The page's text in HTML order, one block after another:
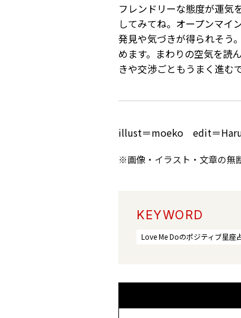
フレンドリーな態度が運気
してみてね。オープンマイ
発見や気づきが得られそう
めます。まわりの空気を読
きや交渉ごともうまく進む
illust＝moeko edit＝
※画像・イラスト・文章の無
KEYWORD
Love Me Doのポジティブ星座